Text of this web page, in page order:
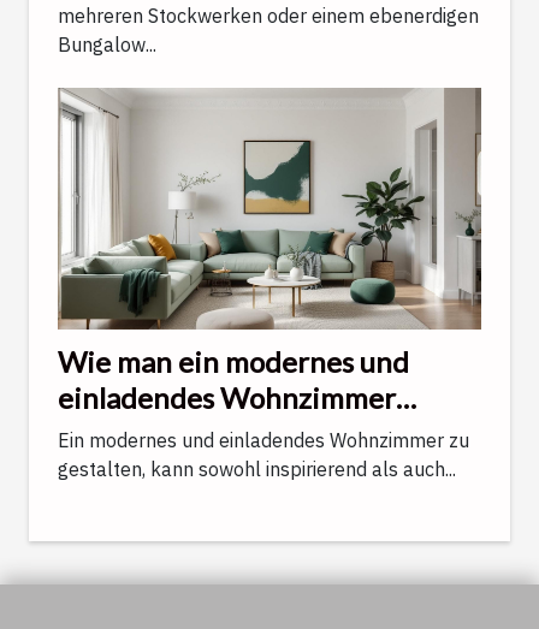
mehreren Stockwerken oder einem ebenerdigen
Bungalow...
Wie man ein modernes und
einladendes Wohnzimmer
gestaltet
Ein modernes und einladendes Wohnzimmer zu
gestalten, kann sowohl inspirierend als auch...